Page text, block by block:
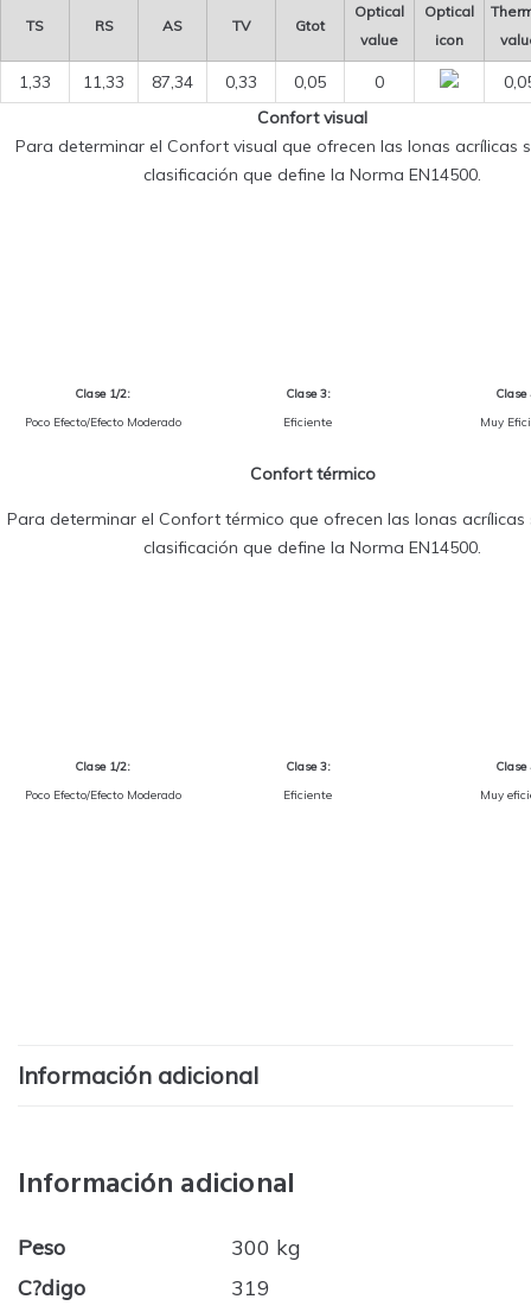
TS RS AS TV Gtot
Optical
value
Optical
icon
1,33 11,33 87,34 0,33 0,05 0
Confort visual
Para determinar el Confort visual que ofrecen las lonas acrílicas
clasificación que define la Norma EN14500.
Clase 1/2:
Poco Efecto/Efecto Moderado
Clase 3:
Eficiente
Clase
Muy
Confort térmico
Para determinar el Confort térmico que ofrecen las lonas acrílicas
clasificación que define la Norma EN14500.
Clase 1/2:
Poco Efecto/Efecto Moderado
Clase 3:
Eficiente
Clase
Muy
Información adicional
Información adicional
Peso
300 kg
C?digo
319